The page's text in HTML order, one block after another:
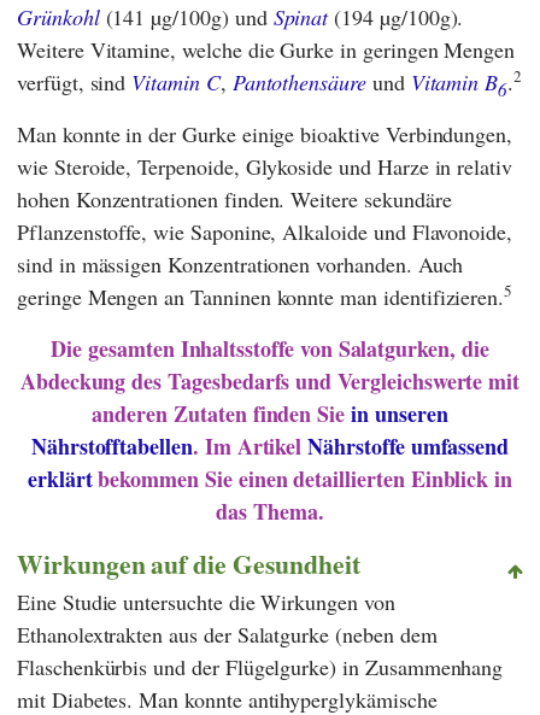
Grünkohl(141 µg/100g) und Spinat(194 µg/100g).
Weitere Vitamine, welche die Gurke in geringen Mengen
verfügt, sind Vitamin C, Pantothensäureund Vitamin B6.2
Man konnte in der Gurke einige bioaktive Verbindungen,
wie Steroide, Terpenoide, Glykoside und Harze in relativ
hohen Konzentrationen finden. Weitere sekundäre
Pflanzenstoffe, wie Saponine, Alkaloide und Flavonoide,
sind in mässigen Konzentrationen vorhanden. Auch
geringe Mengen an Tanninen konnte man identifizieren.5
Die gesamten Inhaltsstoffe von Salatgurken, die
Abdeckung des Tagesbedarfs und Vergleichswerte mit
anderen Zutaten finden Siein unseren
Nährstofftabellen. Im ArtikelNährstoffe umfassend
erklärtbekommen Sie einen detaillierten Einblick in
das Thema.
Wirkungen auf die Gesundheit
Eine Studie untersuchte die Wirkungen von
Ethanolextrakten aus der Salatgurke (neben dem
Flaschenkürbis und der Flügelgurke) in Zusammenhang
mit Diabetes. Man konnte antihyperglykämische